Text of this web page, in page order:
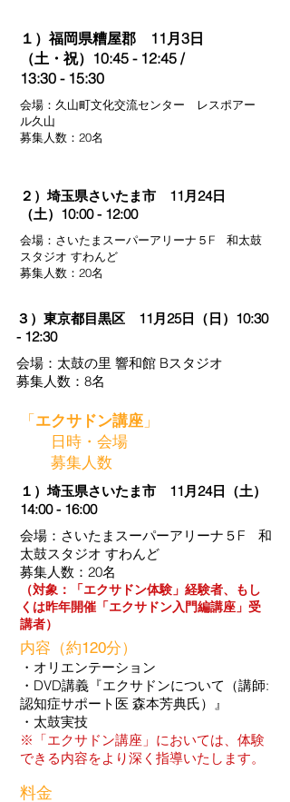
１）​福岡県糟屋郡
11月3日
（土・祝）10:45 - 12:45 /
13:30 - 15:30
会場：久山町文化交流センター レスポアー
ル久山
​募集人数：20名
２）埼玉県さいたま市 11月24日
（土）10:00 - 12:00
会場：さいたまスーパーアリーナ５F 和太鼓
スタジオ すわんど
​募集人数：20名
３）東京都目黒区 11月25日（日）10:30
- 12:30
会場：太鼓の里 響和館 Bスタジオ
募集人数：8名
「 エクサドン講座 」
日時・会場
募集人数
１）埼玉県さいたま市 11月24日（土）
14:00 - 16:00
会場：さいたまスーパーアリーナ５F 和
太鼓スタジオ すわんど
​募集人数：20名
（対象：「エクサドン体験」経験者、もし
くは昨年開催「エクサドン入門編講座」受
講者）
内容 （約120分）
・オリエンテーション
・DVD講義『エクサドンについて（講師:
認知症サポート医 森本芳典氏）』
・太鼓実技
※「エクサドン講座」においては、体験
できる内容をより深く指導いたします。
料金